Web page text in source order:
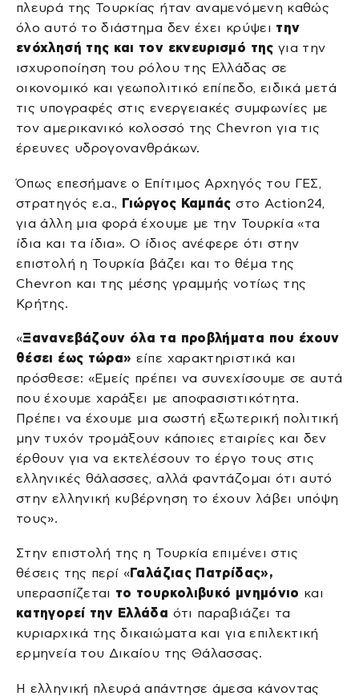
πλευρά της Τουρκίας ήταν αναμενόμενη καθώς
όλο αυτό το διάστημα δεν έχει κρύψει την
ενόχλησή της και τον εκνευρισμό της για την
ισχυροποίηση του ρόλου της Ελλάδας σε
οικονομικό και γεωπολιτικό επίπεδο, ειδικά μετά
τις υπογραφές στις ενεργειακές συμφωνίες με
τον αμερικανικό κολοσσό της Chevron για τις
έρευνες υδρογονανθράκων.
Όπως επεσήμανε ο Επίτιμος Αρχηγός του ΓΕΣ,
στρατηγός ε.α., Γιώργος Καμπάς στο Action24,
για άλλη μια φορά έχουμε με την Τουρκία «τα
ίδια και τα ίδια». Ο ίδιος ανέφερε ότι στην
επιστολή η Τουρκία βάζει και το θέμα της
Chevron και της μέσης γραμμής νοτίως της
Κρήτης.
«Ξανανεβάζουν όλα τα προβλήματα που έχουν
θέσει έως τώρα» είπε χαρακτηριστικά και
πρόσθεσε: «Εμείς πρέπει να συνεχίσουμε σε αυτά
που έχουμε χαράξει με αποφασιστικότητα.
Πρέπει να έχουμε μια σωστή εξωτερική πολιτική
μην τυχόν τρομάξουν κάποιες εταιρίες και δεν
έρθουν για να εκτελέσουν το έργο τους στις
ελληνικές θάλασσες, αλλά φαντάζομαι ότι αυτό
στην ελληνική κυβέρνηση το έχουν λάβει υπόψη
τους».
Στην επιστολή της η Τουρκία επιμένει στις
θέσεις της περί «Γαλάζιας Πατρίδας»,
υπερασπίζεται το τουρκολιβυκό μνημόνιο και
κατηγορεί την Ελλάδα ότι παραβιάζει τα
κυριαρχικά της δικαιώματα και για επιλεκτική
ερμηνεία του Δικαίου της Θάλασσας.
Η ελληνική πλευρά απάντησε άμεσα κάνοντας